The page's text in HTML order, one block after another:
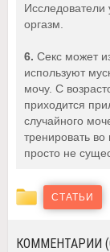
Исследователи
оргазм.
6. Секс может
используют
мочу. С
приходится
случайного
тренировать
просто не
СТАТЬИ
КОММЕНТАРИИ